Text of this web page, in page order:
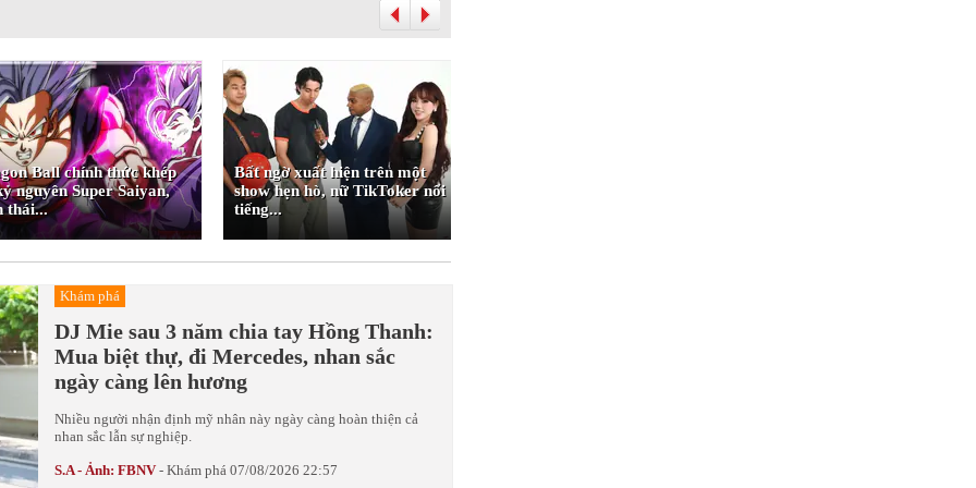
Ball chính thức khép
nguyên Super Saiyan,
thái...
Bất ngờ xuất hiện trên một
show hẹn hò, nữ TikToker nổi
tiếng...
Khám phá
DJ Mie sau 3 năm chia tay Hồng Thanh:
Mua biệt thự, đi Mercedes, nhan sắc
ngày càng lên hương
Nhiều người nhận định mỹ nhân này ngày càng hoàn thiện cả
nhan sắc lẫn sự nghiệp.
S.A - Ảnh: FBNV- Khám phá 07/08/2026 22:57